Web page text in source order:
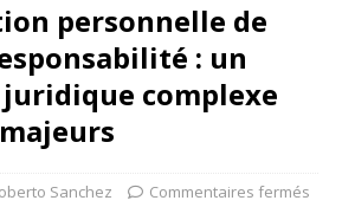
personnelle de
: un
complexe
Sanchez Commentaires fermés